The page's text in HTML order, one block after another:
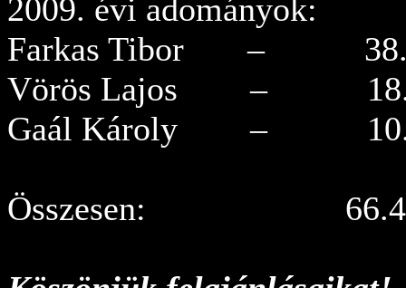
2009. évi adományok:
Farkas Tibor –
Vörös Lajos –
Gaál Károly –
Összesen: